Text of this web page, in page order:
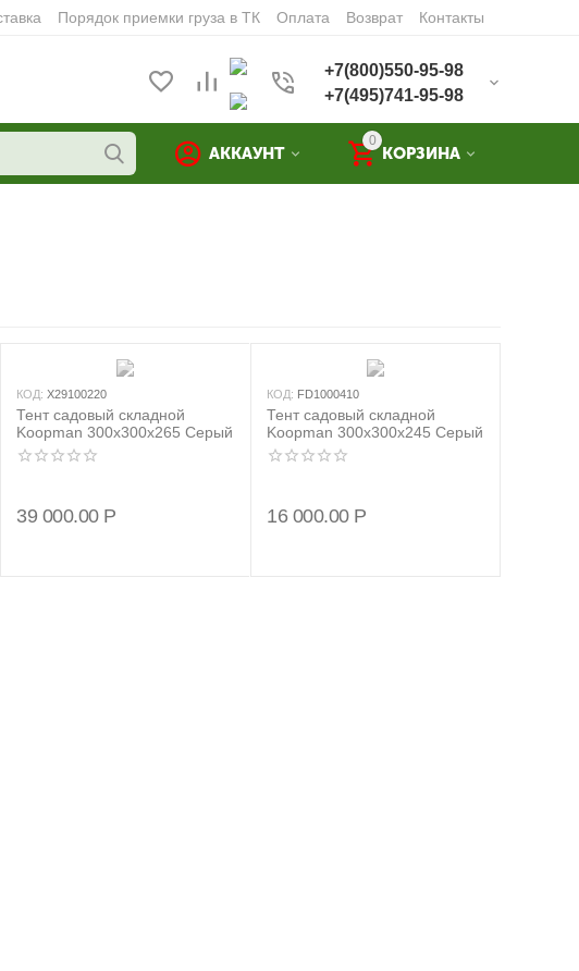
Порядок приемки груза в ТК Оплата Возврат Контакты
+7(800)550-95-98
+7(495)741-95-98
0
КОРЗИНА
АККАУНТ
КОД: X29100220
Тент садовый складной
Koopman 300x300x265 Серый
39 000.00 Р
КОД: FD1000410
Тент садовый складной
Koopman 300x300x245 Серый
16 000.00 Р